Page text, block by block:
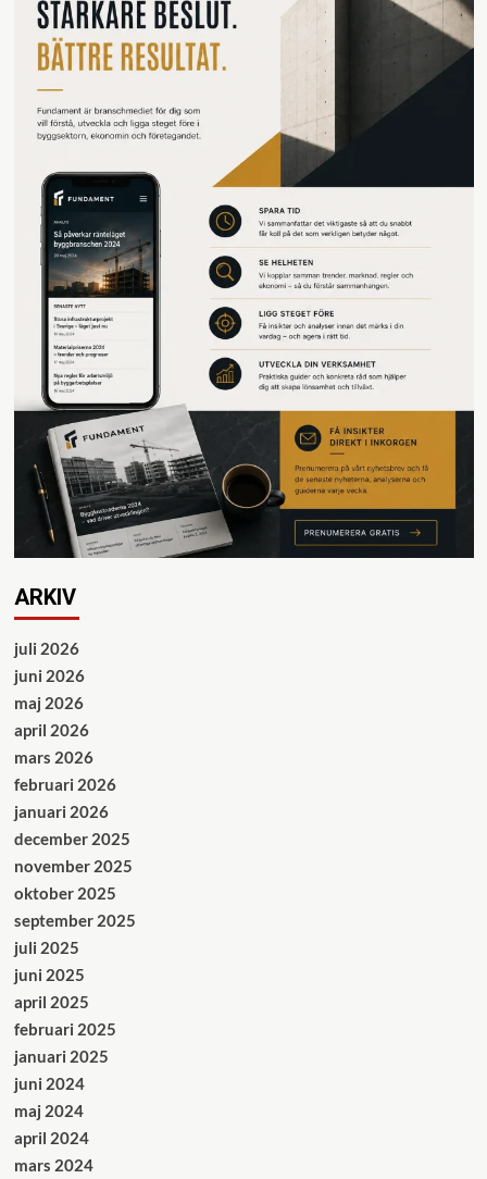
ARKIV
juli 2026
juni 2026
maj 2026
april 2026
mars 2026
februari 2026
januari 2026
december 2025
november 2025
oktober 2025
september 2025
juli 2025
juni 2025
april 2025
februari 2025
januari 2025
juni 2024
maj 2024
april 2024
mars 2024